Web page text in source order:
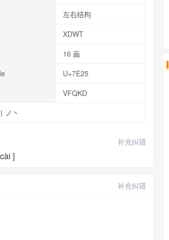
左右结构
XDWT
16 画
U+7E25
VFQKD
ノ丶
补充纠错
]
补充纠错